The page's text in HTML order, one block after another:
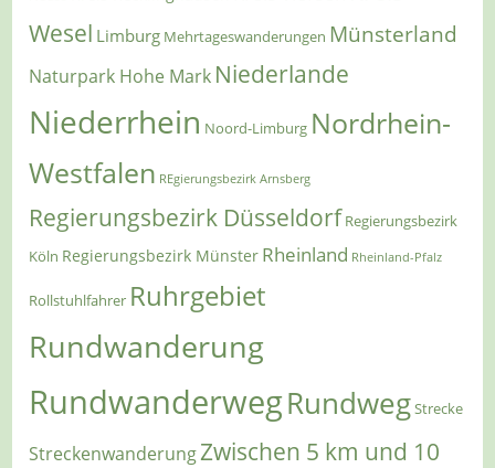
Wesel Limburg Mehrtageswanderungen Münsterland
Naturpark Hohe Mark Niederlande
Niederrhein Noord-Limburg Nordrhein-
Westfalen REgierungsbezirk Arnsberg
Regierungsbezirk Düsseldorf Regierungsbezirk
Köln Regierungsbezirk Münster Rheinland Rheinland-Pfalz
Rollstuhlfahrer Ruhrgebiet
Rundwanderung
RundwanderwegRundwegStrecke
StreckenwanderungZwischen 5 km und 10